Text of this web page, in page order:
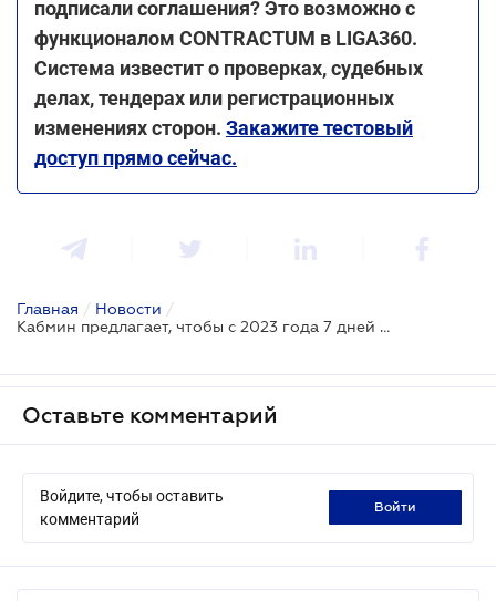
подписали соглашения? Это возможно с
функционалом CONTRACTUM в LIGA360.
Система известит о проверках, судебных
делах, тендерах или регистрационных
изменениях сторон. Закажите тестовый
доступ прямо сейчас.
Главная / Новости /
Кабмин предлагает, чтобы с 2023 года 7 дней больничого оплачивал работодатель: проект в Раде
Оставьте комментарий
Войдите, чтобы оставить
комментарий
войти